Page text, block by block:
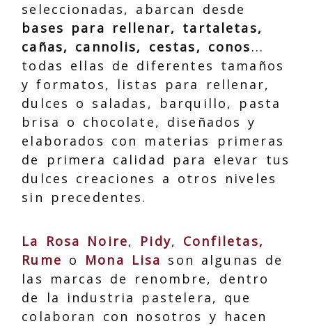
seleccionadas, abarcan desde
bases para rellenar, tartaletas,
cañas, cannolis, cestas, conos...
todas ellas de diferentes tamaños
y formatos, listas para rellenar,
dulces o saladas, barquillo, pasta
brisa o chocolate, diseñados y
elaborados con materias primeras
de primera calidad para elevar tus
dulces creaciones a otros niveles
sin precedentes.
La Rosa Noire, Pidy, Confiletas,
Rume o Mona Lisa son algunas de
las marcas de renombre, dentro
de la industria pastelera, que
colaboran con nosotros y hacen